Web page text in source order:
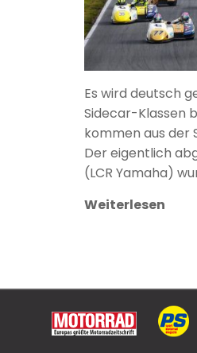
Es wird deutsch
Sidecar-Klassen
kommen aus der
Der eigentlich
(LCR Yamaha)
Weiterlesen